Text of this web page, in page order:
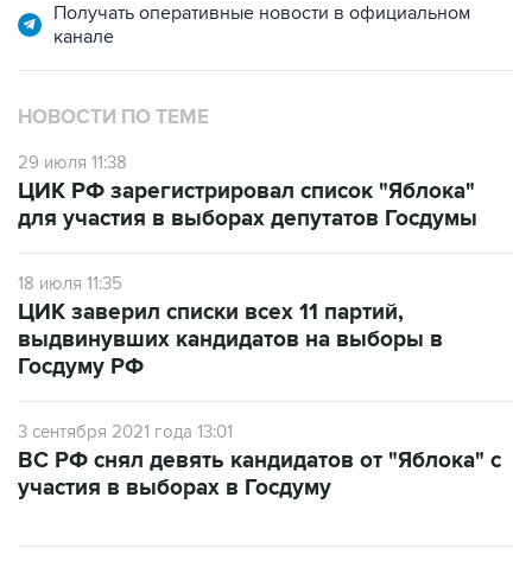
Получать оперативные новости в официальном
канале
НОВОСТИ ПО ТЕМЕ
29 июля 11:38
ЦИК РФ зарегистрировал список "Яблока"
для участия в выборах депутатов Госдумы
18 июля 11:35
ЦИК заверил списки всех 11 партий,
выдвинувших кандидатов на выборы в
Госдуму РФ
3 сентября 2021 года 13:01
ВС РФ снял девять кандидатов от "Яблока" с
участия в выборах в Госдуму